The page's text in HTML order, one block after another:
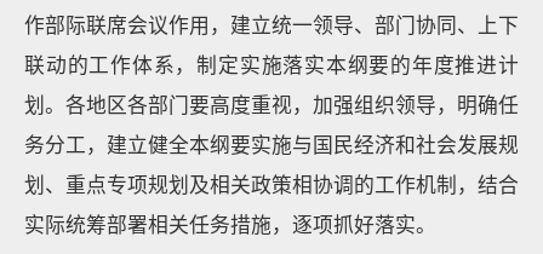
作部际联席会议作用，建立统一领导、部门协同、上下
联动的工作体系，制定实施落实本纲要的年度推进计
划。各地区各部门要高度重视，加强组织领导，明确任
务分工，建立健全本纲要实施与国民经济和社会发展规
划、重点专项规划及相关政策相协调的工作机制，结合
实际统筹部署相关任务措施，逐项抓好落实。